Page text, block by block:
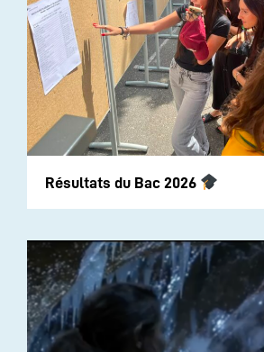
Résultats du Bac 2026